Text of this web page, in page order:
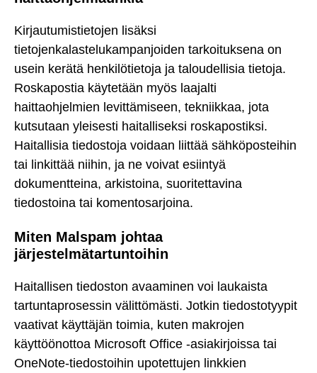
Kirjautumistietojen lisäksi
tietojenkalastelukampanjoiden tarkoituksena on
usein kerätä henkilötietoja ja taloudellisia tietoja.
Roskapostia käytetään myös laajalti
haittaohjelmien levittämiseen, tekniikkaa, jota
kutsutaan yleisesti haitalliseksi roskapostiksi.
Haitallisia tiedostoja voidaan liittää sähköposteihin
tai linkittää niihin, ja ne voivat esiintyä
dokumentteina, arkistoina, suoritettavina
tiedostoina tai komentosarjoina.
Miten Malspam johtaa
järjestelmätartuntoihin
Haitallisen tiedoston avaaminen voi laukaista
tartuntaprosessin välittömästi. Jotkin tiedostotyypit
vaativat käyttäjän toimia, kuten makrojen
käyttöönottoa Microsoft Office -asiakirjoissa tai
OneNote-tiedostoihin upotettujen linkkien